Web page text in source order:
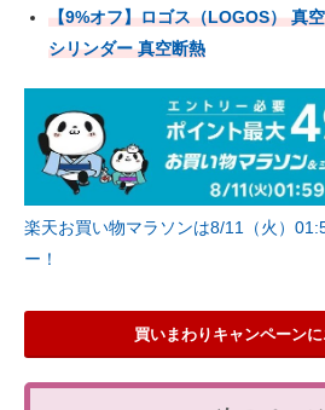
【9%オフ】ロゴス（LOGOS） 真
シリンダー 真空断熱
楽天お買い物マラソンは8/11（火）
ー！
買いまわりキャンペーン